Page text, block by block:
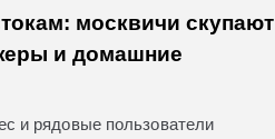
москвичи скупают
и домашние
и рядовые пользователи